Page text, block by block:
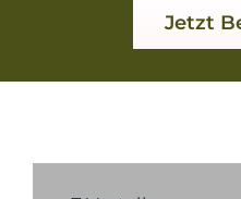
Jetzt